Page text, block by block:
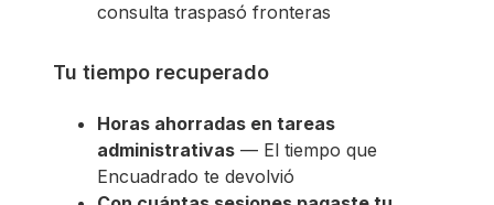
consulta traspasó fronteras
Tu tiempo recuperado
Horas ahorradas en tareas
administrativas — El tiempo que
Encuadrado te devolvió